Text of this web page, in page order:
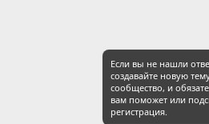
Если вы не нашли
создавайте новую
сообщество, и
вам поможет или
регистрация.